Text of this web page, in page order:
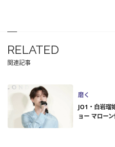
RELATED
関連記事
磨く
JO1・白岩
ョー マロー